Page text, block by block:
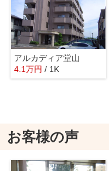
アルカディア堂山
4.1万円 / 1K
お客様の声